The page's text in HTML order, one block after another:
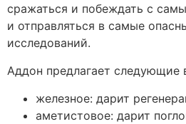
сражаться и побеждать с
и отправляться в самые
исследований.
Аддон предлагает следующие
железное: дарит
аметистовое: дарит